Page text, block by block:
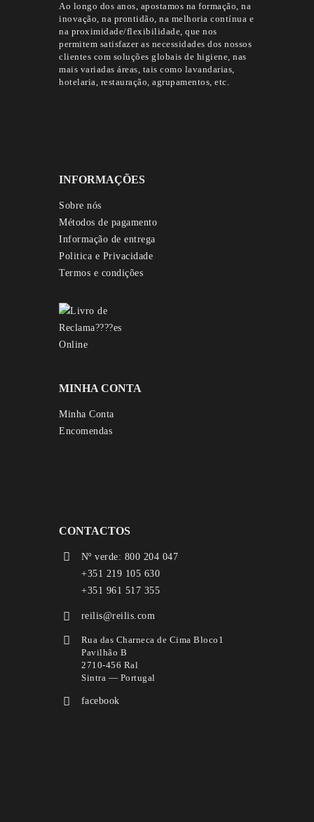
Ao longo dos anos, apostamos na formação, na
inovação, na prontidão, na melhoria contínua e
na proximidade/flexibilidade, que nos
permitem satisfazer as necessidades dos nossos
clientes com soluções globais de higiene, nas
mais variadas áreas, tais como lavandarias,
hotelaria, restauração, agrupamentos, etc.
INFORMAÇÕES
Sobre nós
Métodos de pagamento
Informação de entrega
Politica e Privacidade
Termos e condições
MINHA CONTA
Minha Conta
Encomendas
CONTACTOS
Nº verde: 800 204 047
+351 219 105 630
+351 961 517 355
reilis@reilis.com
Rua das Charneca de Cima Bloco1
Pavilhão B
2710-456 Ral
Sintra — Portugal
facebook